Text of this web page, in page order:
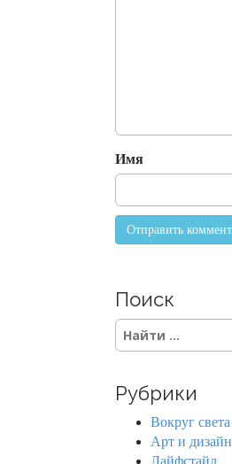
n
Имя
Поиск
S
e
c
Рубрики
Вокруг света
Арт и дизайн